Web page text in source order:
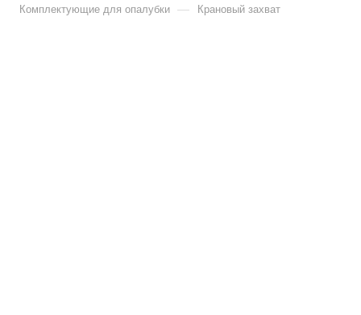
Комплектующие для опалубки — Крановый захват